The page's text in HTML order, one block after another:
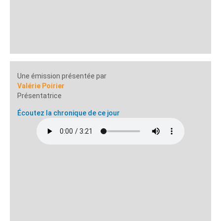
Une émission présentée par
Valérie Poirier
Présentatrice
Écoutez la chronique de ce jour